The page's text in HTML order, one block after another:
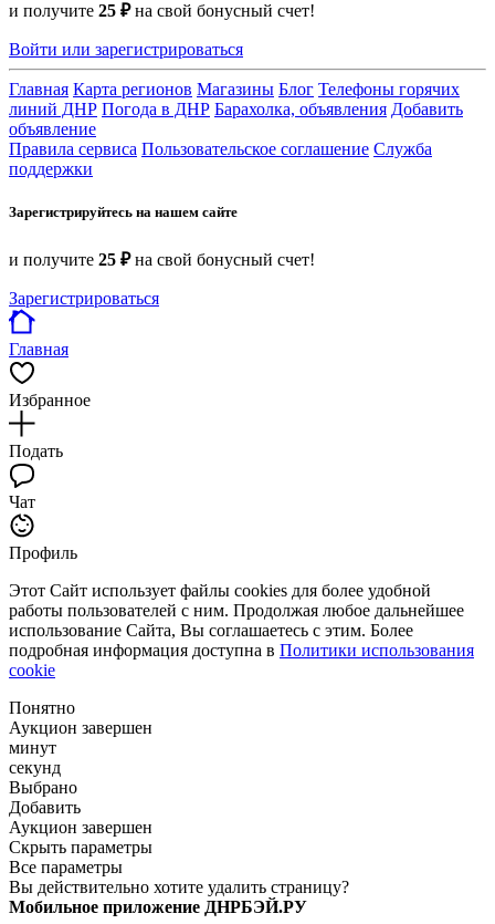
и получите 25 ₽на свой бонусный счет!
Войти или зарегистрироваться
Главная Карта регионов Магазины Блог Телефоны горячих
линий ДНР Погода в ДНР Барахолка, объявления Добавить
объявление
Правила сервиса Пользовательское соглашение Служба
поддержки
Зарегистрируйтесь на нашем сайте
и получите 25 ₽на свой бонусный счет!
Зарегистрироваться
Главная
Избранное
Подать
Чат
Профиль
Этот Сайт использует файлы cookies для более удобной
работы пользователей с ним. Продолжая любое дальнейшее
использование Сайта, Вы соглашаетесь с этим. Более
подробная информация доступна в Политики использования
cookie
Понятно
Аукцион завершен
минут
секунд
Выбрано
Добавить
Аукцион завершен
Скрыть параметры
Все параметры
Вы действительно хотите удалить страницу?
Мобильное приложение ДНРБЭЙ.РУ